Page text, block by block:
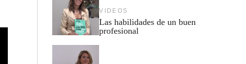
VIDEOS
Las habilidades de un buen
profesional